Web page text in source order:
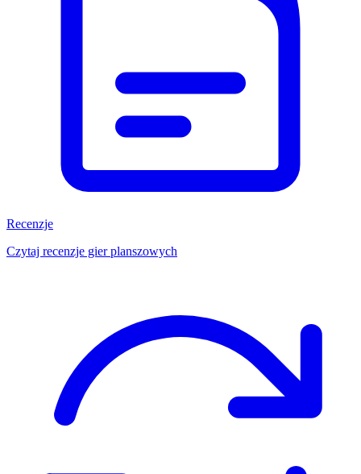
Recenzje
Czytaj recenzje gier planszowych